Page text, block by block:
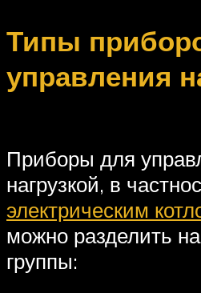
Типы
управления
Приборы для
нагрузкой, в
электрическим
можно разделить
группы: